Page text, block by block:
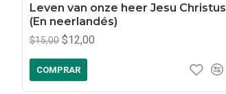
Leven van onze heer Jesu Christus
(En neerlandés)
$15,00 $12,00
COMPRAR